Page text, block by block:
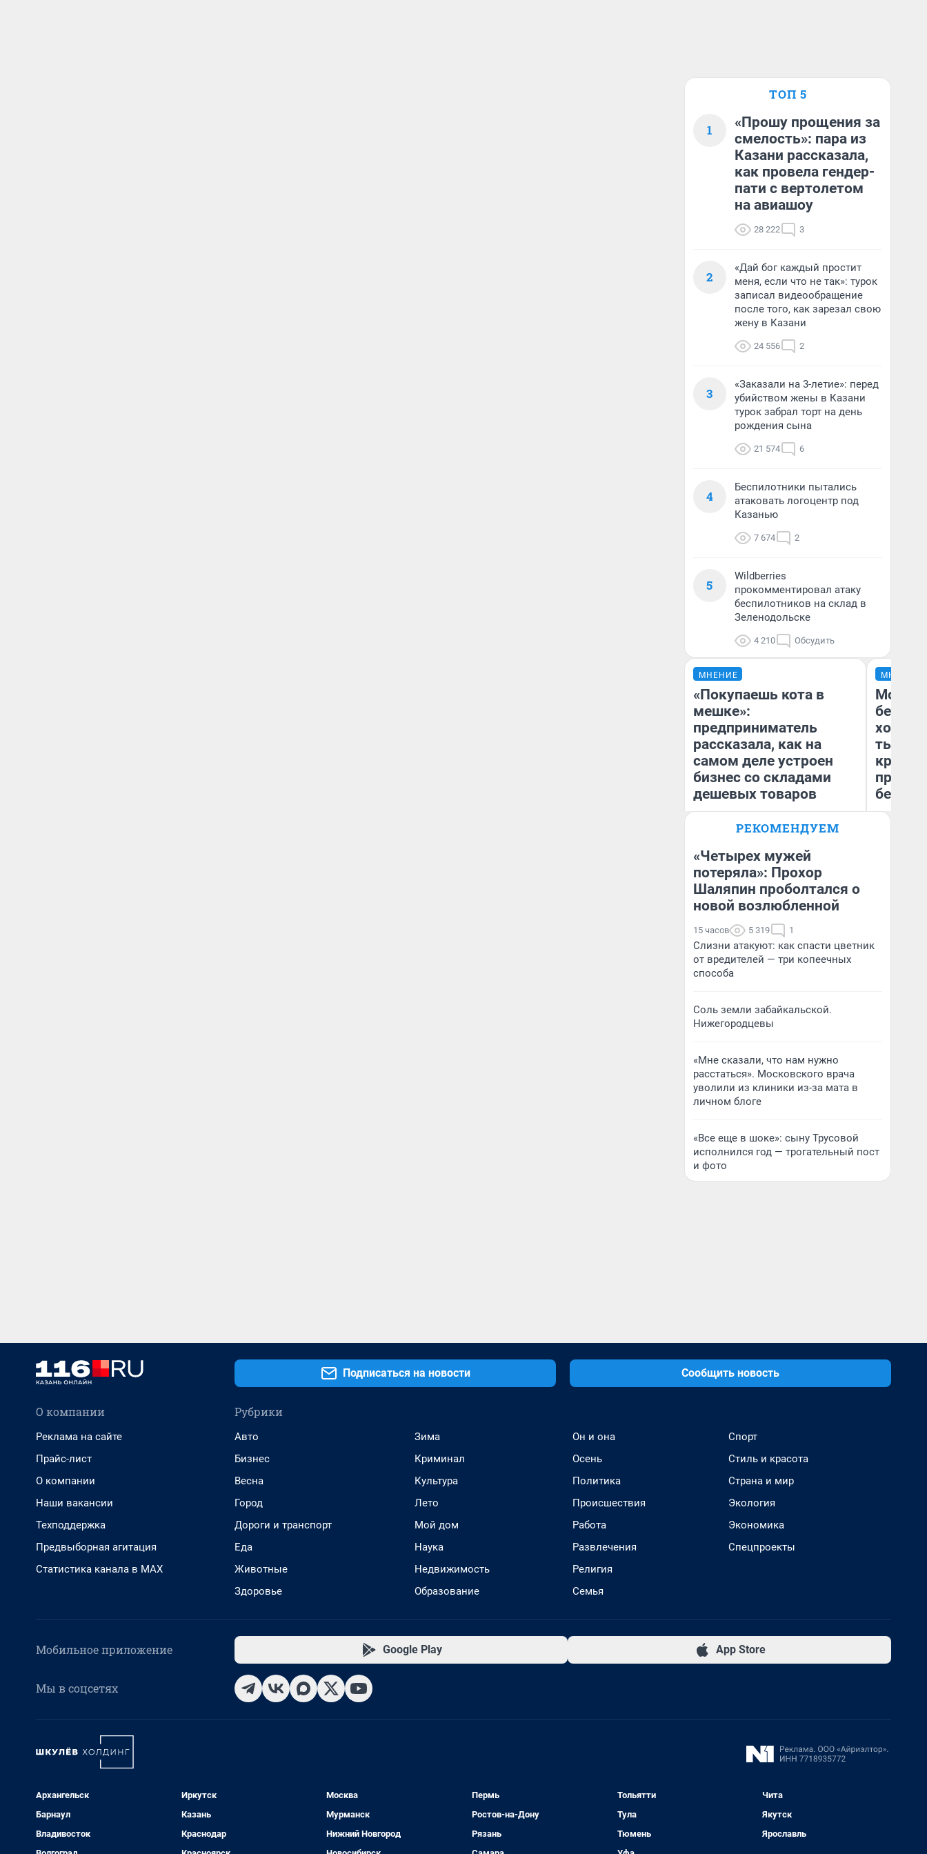
ТОП 5
1
«Прошу прощения за
смелость»: пара из
Казани рассказала,
как провела гендер-
пати с вертолетом
на авиашоу
28 222 3
2
«Дай бог каждый простит
меня, если что не так»: турок
записал видеообращение
после того, как зарезал свою
жену в Казани
24 556 2
3
«Заказали на 3-летие»: перед
убийством жены в Казани
турок забрал торт на день
рождения сына
21 574 6
4
Беспилотники пытались
атаковать логоцентр под
Казанью
7 674 2
5
Wildberries
прокомментировал атаку
беспилотников на склад в
Зеленодольске
4 210 Обсудить
МНЕНИЕ
«Покупаешь кота в
мешке»:
предприниматель
рассказала, как на
самом деле устроен
бизнес со складами
дешевых товаров
Наталья Шорохова
деньги соцразвития
МНЕНИЕ
Мой
хотела
тысяч,
РЕКОМЕНДУЕМ
«Четырех мужей
потеряла»: Прохор
Шаляпин проболтался о
новой возлюбленной
15 часов 5 319 1
Слизни атакуют: как спасти цветник
от вредителей — три копеечных
способа
Соль земли забайкальской.
Нижегородцевы
«Мне сказали, что нам нужно
расстаться». Московского врача
уволили из клиники из-за мата в
личном блоге
«Все еще в шоке»: сыну Трусовой
исполнился год — трогательный пост
и фото
Подписаться на новости Сообщить новость
О компании
Реклама на сайте
Прайс-лист
О компании
Наши вакансии
Техподдержка
Предвыборная агитация
Статистика канала в MAX
Рубрики
Авто
Бизнес
Весна
Город
Дороги и транспорт
Еда
Животные
Здоровье
Зима
Криминал
Культура
Лето
Мой дом
Наука
Недвижимость
Образование
Он и она
Осень
Политика
Происшествия
Работа
Развлечения
Религия
Семья
Спорт
Стиль и красота
Страна и мир
Экология
Экономика
Спецпроекты
Мобильное приложение Google Play App Store
Мы в соцсетях
Архангельск
Барнаул
Владивосток
Иркутск
Казань
Краснодар
Москва
Мурманск
Нижний Новгород
Пермь
Ростов-на-Дону
Рязань
Тольятти
Тула
Тюмень
Чита
Якутск
Ярославль